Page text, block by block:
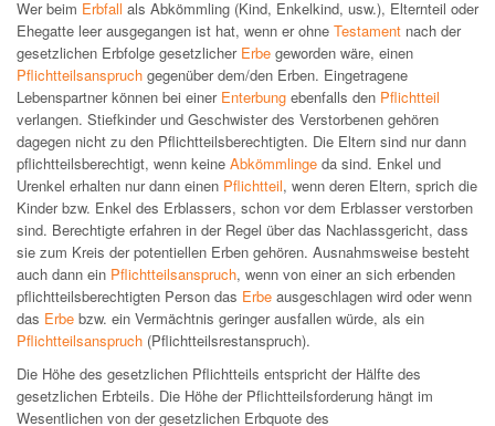
Wer beim Erbfall als Abkömmling (Kind, Enkelkind, usw.), Elternteil oder
Ehegatte leer ausgegangen ist hat, wenn er ohne Testament nach der
gesetzlichen Erbfolge gesetzlicher Erbe geworden wäre, einen
Pflichtteilsanspruch gegenüber dem/den Erben. Eingetragene
Lebenspartner können bei einer Enterbung ebenfalls den Pflichtteil
verlangen. Stiefkinder und Geschwister des Verstorbenen gehören
dagegen nicht zu den Pflichtteilsberechtigten. Die Eltern sind nur dann
pflichtteilsberechtigt, wenn keine Abkömmlinge da sind. Enkel und
Urenkel erhalten nur dann einen Pflichtteil, wenn deren Eltern, sprich die
Kinder bzw. Enkel des Erblassers, schon vor dem Erblasser verstorben
sind. Berechtigte erfahren in der Regel über das Nachlassgericht, dass
sie zum Kreis der potentiellen Erben gehören. Ausnahmsweise besteht
auch dann ein Pflichtteilsanspruch, wenn von einer an sich erbenden
pflichtteilsberechtigten Person das Erbe ausgeschlagen wird oder wenn
das Erbe bzw. ein Vermächtnis geringer ausfallen würde, als ein
Pflichtteilsanspruch (Pflichtteilsrestanspruch).
Die Höhe des gesetzlichen Pflichtteils entspricht der Hälfte des
gesetzlichen Erbteils. Die Höhe der Pflichtteilsforderung hängt im
Wesentlichen von der gesetzlichen Erbquote des